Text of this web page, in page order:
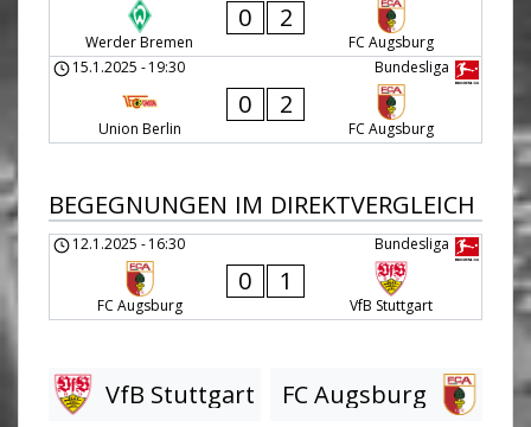
Werder Bremen
0 2
FC Augsburg
Bundesliga
15.1.2025 -19:30
Union Berlin
0 2
FC Augsburg
BEGEGNUNGEN IM DIREKTVERGLEICH
Bundesliga
12.1.2025 -16:30
FC Augsburg
0 1
VfB Stuttgart
VfB Stuttgart FC Augsburg